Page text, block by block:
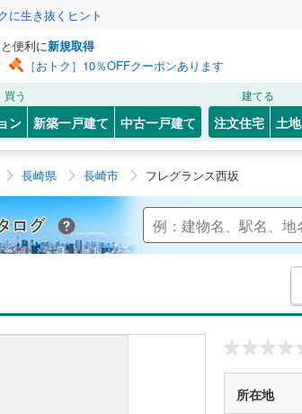
生き抜くヒント
便利に新規取得
［おトク］10％OFFクーポンあります
買う
ン 新築一戸建て 中古一戸建て
建てる
注文住宅 土地
長崎県 長崎市 フレグランス西坂
Yahoo!不動産 マンションカタログ
所在地